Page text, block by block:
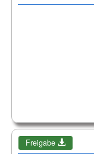
Freigabe